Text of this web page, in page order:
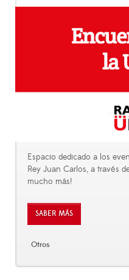
Espacio dedicado a los
Rey Juan Carlos, a través
mucho más!
SABER MÁS
Otros